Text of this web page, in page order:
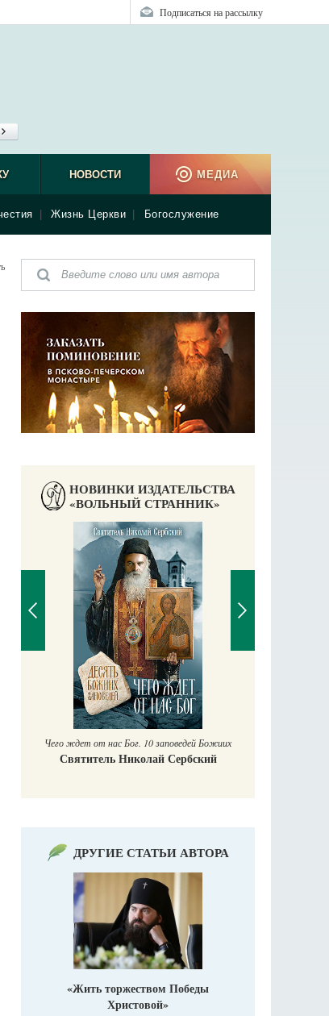
Подписаться на рассылку
Жизнь Церкви Богослужение
НОВОСТИ МЕДИА
НОВИНКИ ИЗДАТЕЛЬСТВА
«ВОЛЬНЫЙ СТРАННИК»
Чего ждет от нас Бог. 10 заповедей Божиих
Святитель Николай Сербский
ДРУГИЕ СТАТЬИ АВТОРА
«Жить торжеством Победы
Христовой»